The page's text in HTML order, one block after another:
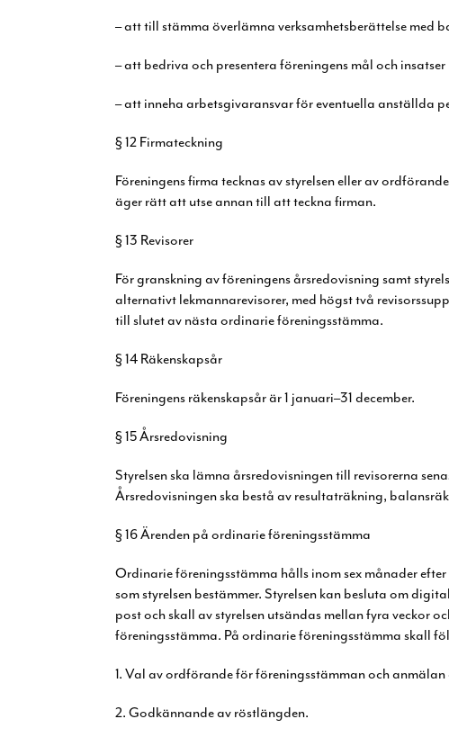
– att till stämma överlämna verksamhetsberättelse med
– att bedriva och presentera föreningens mål och
– att inneha arbetsgivaransvar för eventuella anställda
§ 12 Firmateckning
Föreningens firma tecknas av styrelsen eller av
äger rätt att utse annan till att teckna firman.
§ 13 Revisorer
För granskning av föreningens årsredovisning samt
alternativt lekmannarevisorer, med högst två
till slutet av nästa ordinarie föreningsstämma.
§ 14 Räkenskapsår
Föreningens räkenskapsår är 1 januari–31 december.
§ 15 Årsredovisning
Styrelsen ska lämna årsredovisningen till revisorerna
Årsredovisningen ska bestå av resultaträkning,
§ 16 Ärenden på ordinarie föreningsstämma
Ordinarie föreningsstämma hålls inom sex månader
som styrelsen bestämmer. Styrelsen kan besluta om
post och skall av styrelsen utsändas mellan fyra veckor
föreningsstämma. På ordinarie föreningsstämma skall
1. Val av ordförande för föreningsstämman och
2. Godkännande av röstlängden.